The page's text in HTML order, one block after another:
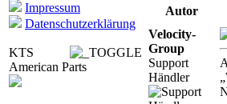
Impressum
Datenschutzerklärung
KTS
American Parts
Autor
Velocity-
Group
Support
Händler